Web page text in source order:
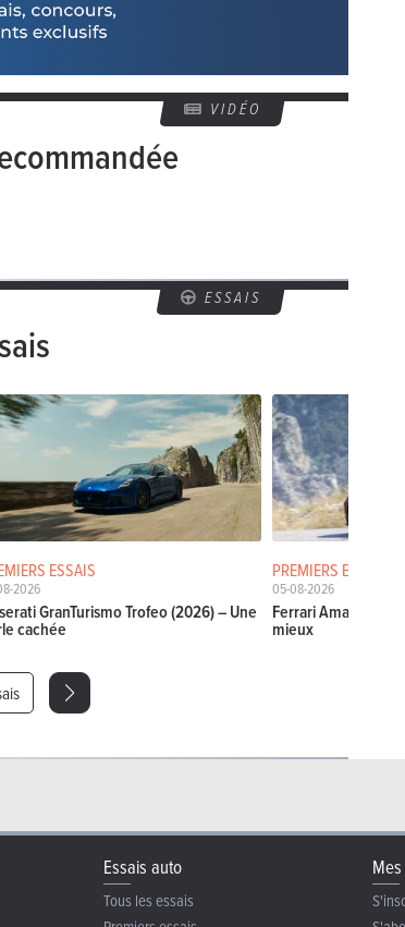
VIDÉO
ESSAIS
ESSAIS
2026
GranTurismo Trofeo (2026) – Une
cachée
PREMIERS ESSAIS
05-08-2026
Ferrari Amalfi
mieux
Essais auto
Tous les essais